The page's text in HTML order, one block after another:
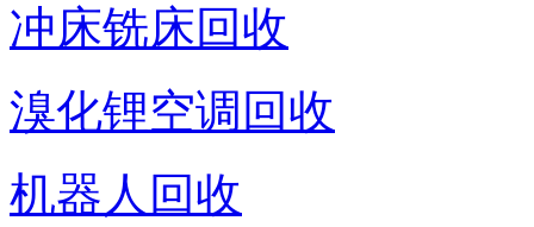
冲床铣床回收
溴化锂空调回收
机器人回收